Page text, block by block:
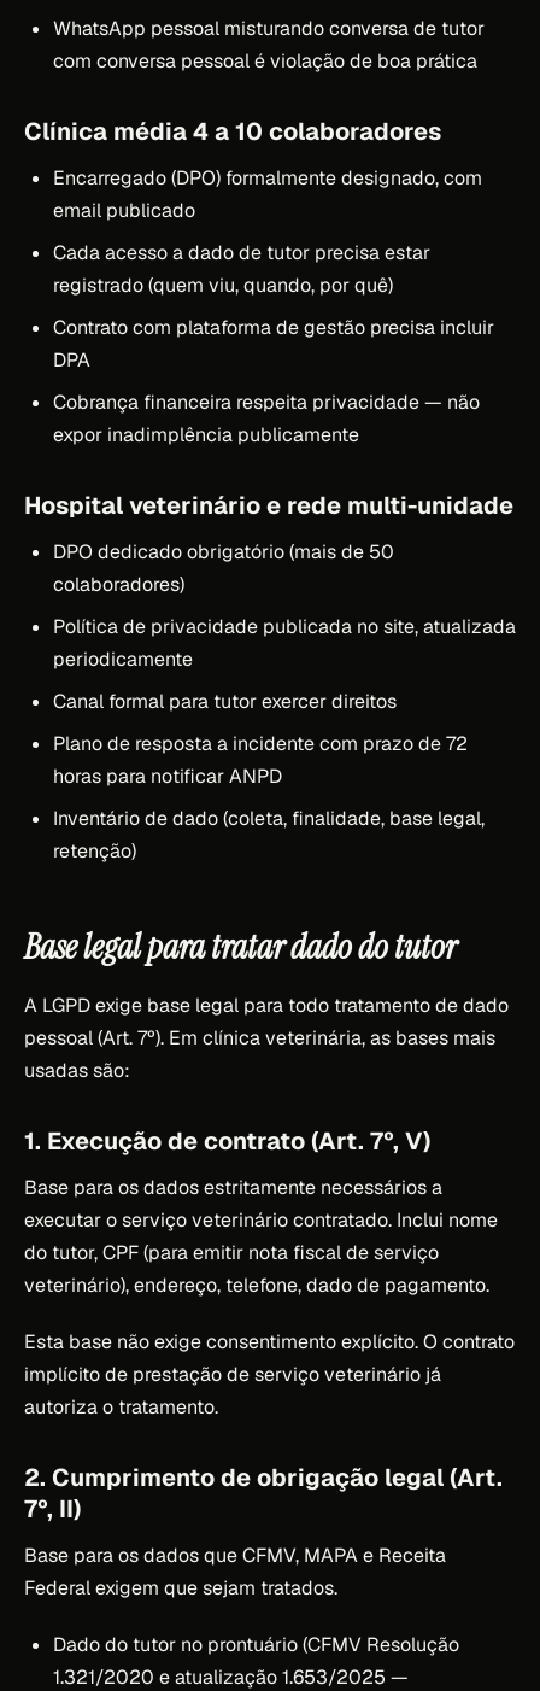
WhatsApp pessoal misturando conversa de tutor
com conversa pessoal é violação de boa prática
Clínica média 4 a 10 colaboradores
Encarregado (DPO) formalmente designado, com
email publicado
Cada acesso a dado de tutor precisa estar
registrado (quem viu, quando, por quê)
Contrato com plataforma de gestão precisa incluir
DPA
Cobrança financeira respeita privacidade — não
expor inadimplência publicamente
Hospital veterinário e rede multi-unidade
DPO dedicado obrigatório (mais de 50
colaboradores)
Política de privacidade publicada no site, atualizada
periodicamente
Canal formal para tutor exercer direitos
Plano de resposta a incidente com prazo de 72
horas para notificar ANPD
Inventário de dado (coleta, finalidade, base legal,
retenção)
Base legal para tratar dado do tutor
A LGPD exige base legal para todo tratamento de dado
pessoal (Art. 7º). Em clínica veterinária, as bases mais
usadas são:
1. Execução de contrato (Art. 7º, V)
Base para os dados estritamente necessários a
executar o serviço veterinário contratado. Inclui nome
do tutor, CPF (para emitir nota fiscal de serviço
veterinário), endereço, telefone, dado de pagamento.
Esta base não exige consentimento explícito. O contrato
implícito de prestação de serviço veterinário já
autoriza o tratamento.
2. Cumprimento de obrigação legal (Art.
7º, II)
Base para os dados que CFMV, MAPA e Receita
Federal exigem que sejam tratados.
Dado do tutor no prontuário (CFMV Resolução
1.321/2020 e atualização 1.653/2025 —